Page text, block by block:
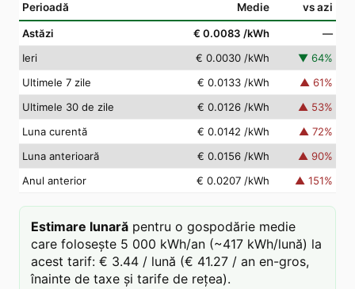
Perioadă Medie vs azi
Astăzi € 0.0083 /kWh
—
Ieri
€ 0.0030 /kWh ▼ 64%
Ultimele 7 zile
€ 0.0133 /kWh ▲ 61%
Ultimele 30 de zile
€ 0.0126 /kWh ▲ 53%
Luna curentă
€ 0.0142 /kWh ▲ 72%
Luna anterioară
€ 0.0156 /kWh ▲ 90%
Anul anterior
€ 0.0207 /kWh ▲ 151%
Estimare lunară pentru o gospodărie medie
care folosește 5 000 kWh/an (~417 kWh/lună) la
acest tarif: € 3.44 / lună (€ 41.27 / an en-gros,
înainte de taxe și tarife de rețea).